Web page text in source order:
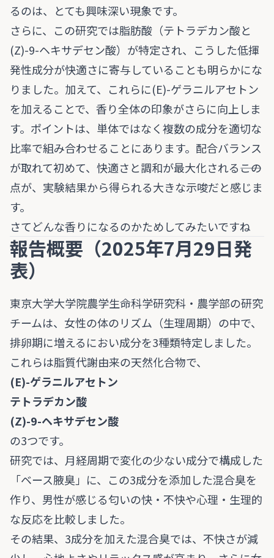
るのは、とても興味深い現象です。
さらに、この研究では脂肪酸（テトラデカン酸と
(Z)-9-ヘキサデセン酸）が特定され、こうした低揮
発性成分が快適さに寄与していることも明らかにな
りました。加えて、これらに(E)-ゲラニルアセトン
を加えることで、香り全体の印象がさらに向上しま
す。ポイントは、単体ではなく複数の成分を適切な
比率で組み合わせることにあります。配合バランス
が取れて初めて、快適さと調和が最大化される――この
点が、実験結果から得られる大きな示唆だと感じま
す。
さてどんな香りになるのかためしてみたいですね
報告概要（2025年7月29日発
表）
東京大学大学院農学生命科学研究科・農学部の研究
チームは、女性の体のリズム（生理周期）の中で、
排卵期に増えるにおい成分を3種類特定しました。
これらは脂質代謝由来の天然化合物で、
(E)-ゲラニルアセトン
テトラデカン酸
(Z)-9-ヘキサデセン酸
の3つです。
研究では、月経周期で変化の少ない成分で構成した
「ベース腋臭」に、この3成分を添加した混合臭を
作り、男性が感じる匂いの快・不快や心理・生理的
な反応を比較しました。
その結果、3成分を加えた混合臭では、不快さが減